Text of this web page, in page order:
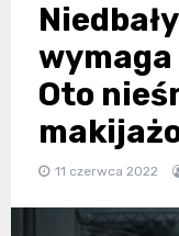
wymaga
Oto
11 czerwca 2022